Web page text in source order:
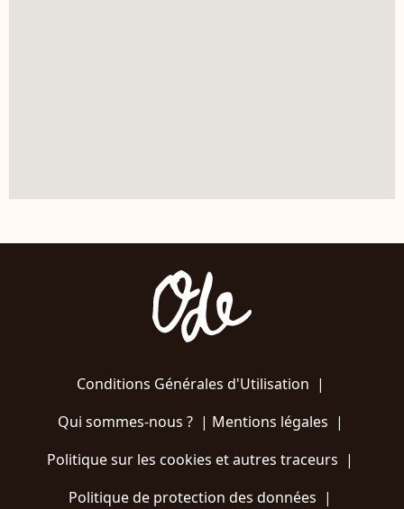
Conditions Générales d'Utilisation |
Qui sommes-nous ?| Mentions légales |
Politique sur les cookies et autres traceurs |
Politique de protection des données |